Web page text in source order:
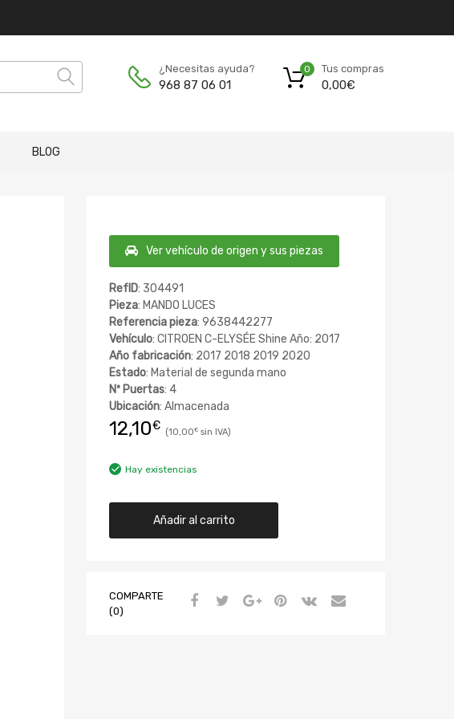
¿Necesitas ayuda?
968 87 06 01
Tus compras
0,00€
0
BLOG
Ver vehículo de origen y sus piezas
RefID: 304491
Pieza: MANDO LUCES
Referencia pieza: 9638442277
Vehículo: CITROEN C-ELYSÉE Shine Año: 2017
Año fabricación: 2017 2018 2019 2020
Estado: Material de segunda mano
Nº Puertas: 4
Ubicación: Almacenada
12,10€ 10,00€
Hay existencias
Añadir al carrito
COMPARTE
(0)